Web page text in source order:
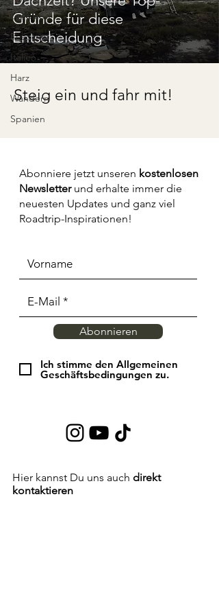
Lappland
Roadtrip
Italien
Harz
Wandern
Spanien
Gründe für diese
Entscheidung
Steig ein und fahr mit!
Abonniere jetzt unseren kostenlosen
Newsletter und erhalte immer die
neuesten Updates und ganz viel
Roadtrip-Inspirationen!
Abonnieren
Ich stimme den Allgemeinen
Geschäftsbedingungen zu.
Hier kannst Du uns auch direkt
kontaktieren